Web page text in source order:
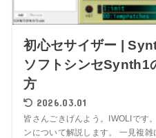
初心セサイザー |
ソフトシンセSynth1
方
2026.03.01
皆さんごきげんよう。IWOLIです
ンについて解説します。 一見複